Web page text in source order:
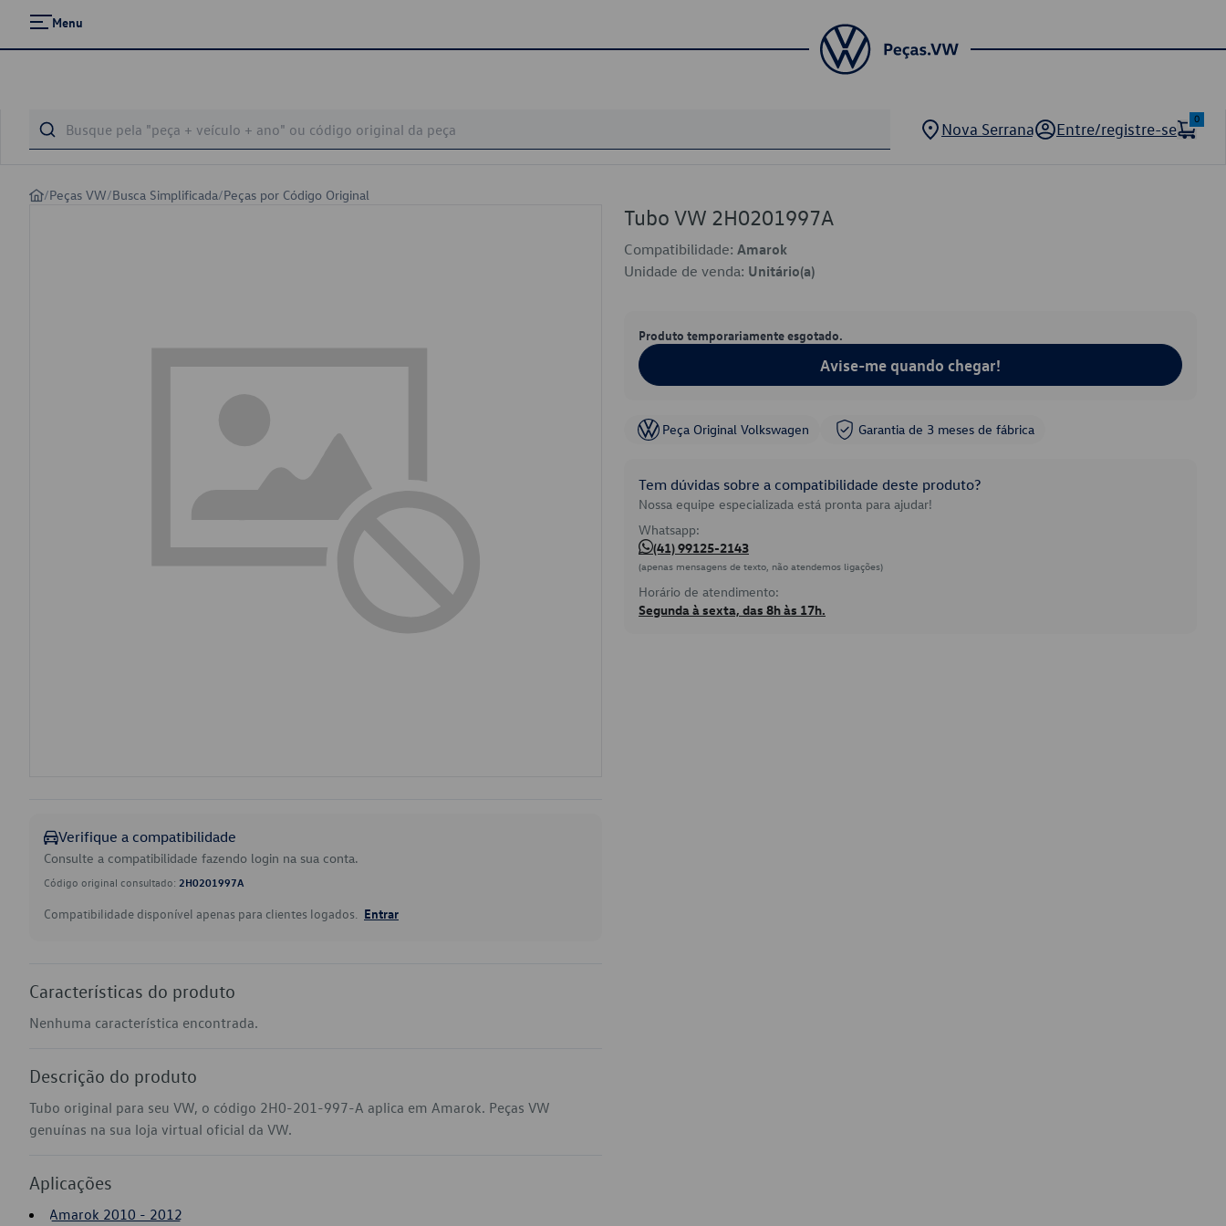
Menu
Nova Serrana Entre/registre-se
0
/Peças VW/Busca Simplificada/Peças por Código Original
Verifique a compatibilidade
Consulte a compatibilidade fazendo login na sua conta.
Código original consultado: 2H0201997A
Compatibilidade disponível apenas para clientes logados. Entrar
Características do produto
Nenhuma característica encontrada.
Descrição do produto
Tubo original para seu VW, o código 2H0-201-997-A aplica em Amarok. Peças VW
genuínas na sua loja virtual oficial da VW.
Aplicações
Amarok 2010 - 2012
Tubo VW 2H0201997A
Compatibilidade: Amarok
Unidade de venda: Unitário(a)
Produto temporariamente esgotado.
Avise-me quando chegar!
Peça Original Volkswagen Garantia de 3 meses de fábrica
Tem dúvidas sobre a compatibilidade deste produto?
Nossa equipe especializada está pronta para ajudar!
Whatsapp:
(41) 99125-2143
(apenas mensagens de texto, não atendemos ligações)
Horário de atendimento:
Segunda à sexta, das 8h às 17h.